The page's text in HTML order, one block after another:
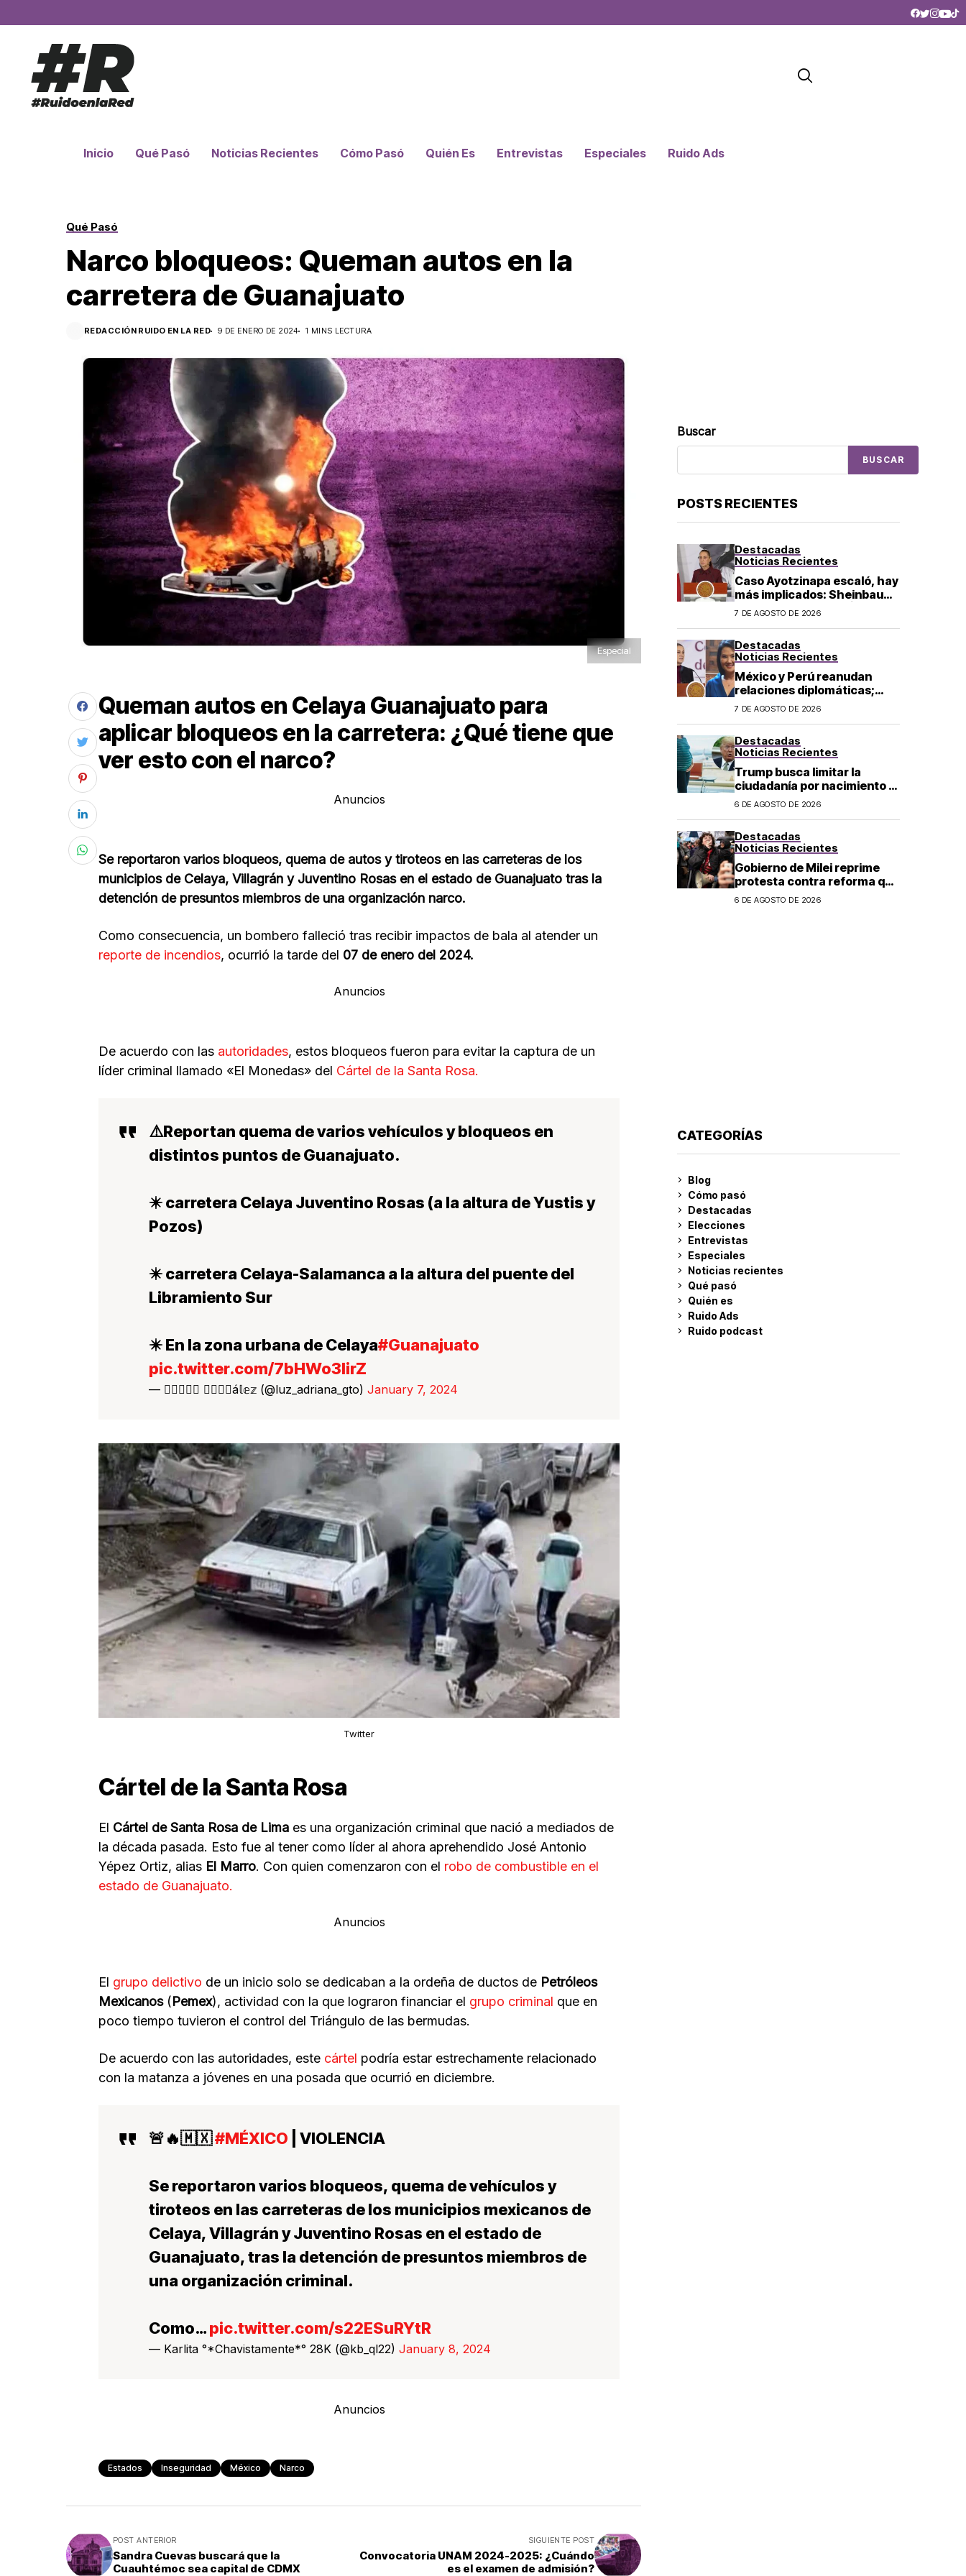
Inicio Qué Pasó Noticias Recientes Cómo Pasó Quién Es Entrevistas Especiales Ruido Ads
Qué Pasó
Narco bloqueos: Queman autos en la
carretera de Guanajuato
REDACCIÓN RUIDO EN LA RED 9 DE ENERO DE 2024 1 MINS LECTURA
Especial
Queman autos en Celaya Guanajuato para
aplicar bloqueos en la carretera: ¿Qué tiene que
ver esto con el narco?
Anuncios
Se reportaron varios bloqueos, quema de autos y tiroteos en las carreteras de los
municipios de Celaya, Villagrán y Juventino Rosas en el estado de Guanajuato tras la
detención de presuntos miembros de una organización narco.
Como consecuencia, un bombero falleció tras recibir impactos de bala al atender un
reporte de incendios, ocurrió la tarde del 07 de enero del 2024.
Anuncios
De acuerdo con las autoridades, estos bloqueos fueron para evitar la captura de un
líder criminal llamado «El Monedas» del Cártel de la Santa Rosa.
⚠️Reportan quema de varios vehículos y bloqueos en
distintos puntos de Guanajuato.
✴️ carretera Celaya Juventino Rosas (a la altura de Yustis y
Pozos)
✴️ carretera Celaya-Salamanca a la altura del puente del
Libramiento Sur
✴️ En la zona urbana de Celaya#Guanajuato
pic.twitter.com/7bHWo3lirZ
— 𝕃𝕦𝕔𝕪 𝔾𝕠𝕟𝕫á𝕝𝕖𝕫 (@luz_adriana_gto) January 7, 2024
Twitter
Cártel de la Santa Rosa
El Cártel de Santa Rosa de Lima es una organización criminal que nació a mediados de
la década pasada. Esto fue al tener como líder al ahora aprehendido José Antonio
Yépez Ortiz, alias El Marro. Con quien comenzaron con el robo de combustible en el
estado de Guanajuato.
Anuncios
El grupo delictivo de un inicio solo se dedicaban a la ordeña de ductos de Petróleos
Mexicanos(Pemex), actividad con la que lograron financiar el grupo criminal que en
poco tiempo tuvieron el control del Triángulo de las bermudas.
De acuerdo con las autoridades, este cártel podría estar estrechamente relacionado
con la matanza a jóvenes en una posada que ocurrió en diciembre.
🚨🔥🇲🇽#MÉXICO | VIOLENCIA
Se reportaron varios bloqueos, quema de vehículos y
tiroteos en las carreteras de los municipios mexicanos de
Celaya, Villagrán y Juventino Rosas en el estado de
Guanajuato, tras la detención de presuntos miembros de
una organización criminal.
Como…pic.twitter.com/s22ESuRYtR
— Karlita °*Chavistamente*° 28K (@kb_ql22) January 8, 2024
Anuncios
Estados Inseguridad México Narco
POST ANTERIOR
Sandra Cuevas buscará que la
Cuauhtémoc sea capital de CDMX
SIGUIENTE POST
Convocatoria UNAM 2024-2025: ¿Cuándo
es el examen de admisión?
Buscar
BUSCAR
POSTS RECIENTES
Destacadas
Noticias Recientes
Caso Ayotzinapa escaló, hay
más implicados: Sheinbaum
sobre detención de Ángel
7 DE AGOSTO DE 2026
Destacadas
Noticias Recientes
México y Perú reanudan
relaciones diplomáticas;
Sheinbaum confirma llegada
7 DE AGOSTO DE 2026
Destacadas
Noticias Recientes
Trump busca limitar la
ciudadanía por nacimiento y
el «turismo de parto» en EU;
6 DE AGOSTO DE 2026
Destacadas
Noticias Recientes
Gobierno de Milei reprime
protesta contra reforma que
permite la venta de tierra a
6 DE AGOSTO DE 2026
CATEGORÍAS
Blog
Cómo pasó
Destacadas
Elecciones
Entrevistas
Especiales
Noticias recientes
Qué pasó
Quién es
Ruido Ads
Ruido podcast